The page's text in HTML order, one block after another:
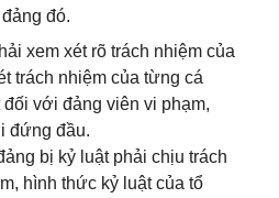
đó.
xem xét rõ trách nhiệm của
trách nhiệm của từng cá
với đảng viên vi phạm,
đứng đầu.
bị kỷ luật phải chịu trách
hình thức kỷ luật của tổ